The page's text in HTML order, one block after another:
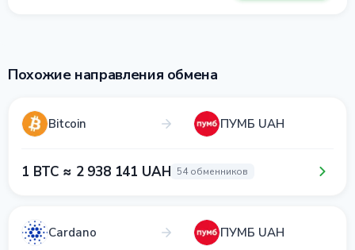
Похожие направления обмена
Bitcoin ПУМБ UAH
1 BTC ≈ 2 938 141 UAH 54 обменников
Cardano ПУМБ UAH